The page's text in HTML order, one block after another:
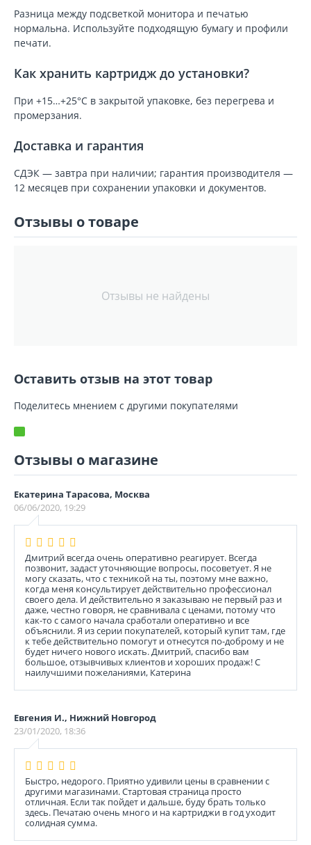
Разница между подсветкой монитора и печатью
нормальна. Используйте подходящую бумагу и профили
печати.
Как хранить картридж до установки?
При +15…+25°C в закрытой упаковке, без перегрева и
промерзания.
Доставка и гарантия
СДЭК — завтра при наличии; гарантия производителя —
12 месяцев при сохранении упаковки и документов.
Отзывы о товаре
Отзывы не найдены
Оставить отзыв на этот товар
Поделитесь мнением с другими покупателями
Отзывы о магазине
Екатерина Тарасова, Москва
06/06/2020, 19:29
Дмитрий всегда очень оперативно реагирует. Всегда
позвонит, задаст уточняющие вопросы, посоветует. Я не
могу сказать, что с техникой на ты, поэтому мне важно,
когда меня консультирует действительно профессионал
своего дела. И действительно я заказываю не первый раз и
даже, честно говоря, не сравнивала с ценами, потому что
как-то с самого начала сработали оперативно и все
объяснили. Я из серии покупателей, который купит там, где
к тебе действительно помогут и отнесутся по-доброму и не
будет ничего нового искать. Дмитрий, спасибо вам
большое, отзывчивых клиентов и хороших продаж! С
наилучшими пожеланиями, Катерина
Евгения И., Нижний Новгород
23/01/2020, 18:36
Быстро, недорого. Приятно удивили цены в сравнении с
другими магазинами. Стартовая страница просто
отличная. Если так пойдет и дальше, буду брать только
здесь. Печатаю очень много и на картриджи в год уходит
солидная сумма.